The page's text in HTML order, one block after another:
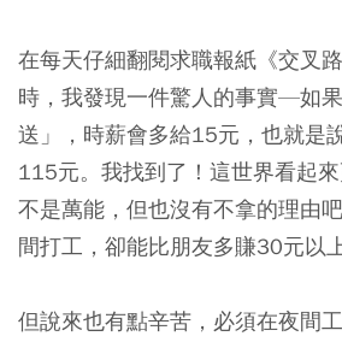
在每天仔細翻閱求職報紙《交叉
時，我發現一件驚人的事實—如
送」，時薪會多給15元，也就是
115元。我找到了！這世界看起
不是萬能，但也沒有不拿的理由
間打工，卻能比朋友多賺30元以
但說來也有點辛苦，必須在夜間